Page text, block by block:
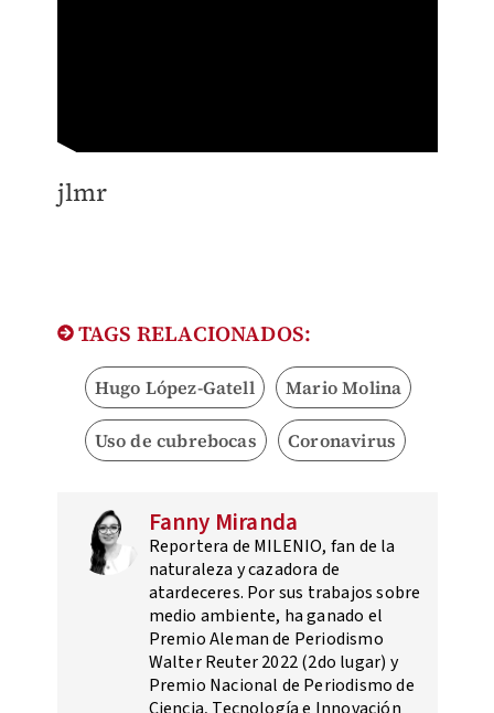
​jlmr
TAGS RELACIONADOS:
Hugo López-Gatell Mario Molina
Uso de cubrebocas Coronavirus
Fanny Miranda
Reportera de MILENIO, fan de la
naturaleza y cazadora de
atardeceres. Por sus trabajos sobre
medio ambiente, ha ganado el
Premio Aleman de Periodismo
Walter Reuter 2022 (2do lugar) y
Premio Nacional de Periodismo de